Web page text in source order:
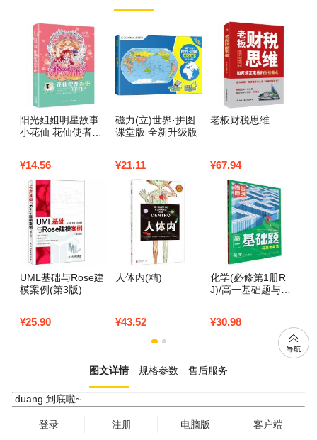
阳光姐姐明星故事
小花仙 花仙使者的
¥14.56
磁力(立)世界·拼图
课堂版 全新升级版
¥21.11
老板财税思维
¥67.94
UML基础与Rose建
模案例(第3版)
¥25.90
人体内(精)
¥43.52
化学(必修第1册R
J)/高一基础题与高
¥30.98
图文详情 规格参数 售后服务
duang 到底啦~
登录 注册 电脑版 客户端